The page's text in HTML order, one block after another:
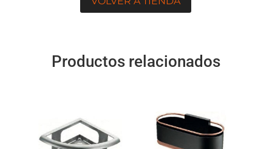
Productos relacionados